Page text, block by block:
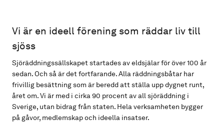
Vi är en ideell förening som räddar liv till
sjöss
Sjöräddningssällskapet startades av eldsjälar för över 100 år
sedan. Och så är det fortfarande. Alla räddningsbåtar har
frivillig besättning som är beredd att ställa upp dygnet runt,
året om. Vi är med i cirka 90 procent av all sjöräddning i
Sverige, utan bidrag från staten. Hela verksamheten bygger
på gåvor, medlemskap och ideella insatser.